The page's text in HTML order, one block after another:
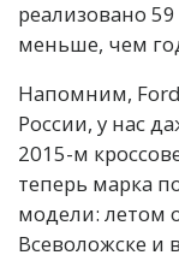
реализовано
меньше, чем
Напомним,
России, у нас
2015-м
теперь марка
модели: летом
Всеволожске и